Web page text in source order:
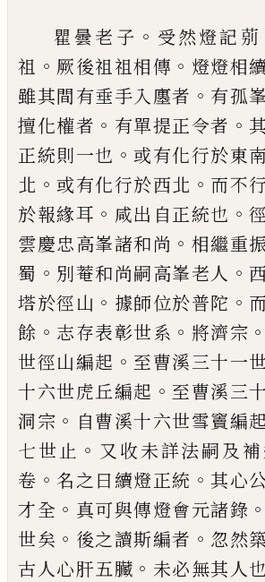
瞿曇老子 。 受然燈記莂
祖 。 厥後祖祖相傳 。 燈燈相續
雖其間有垂手入廛者 。 有孤
擅化權者 。 有單提正令者 。
正統則一也 。 或有化行於東南
北 。 或有化行於西北 。 而不
於報緣耳 。 咸出自正統也 。
雲慶忠高峯諸和尚 。 相繼重
蜀 。 別菴和尚嗣高峯老人 。 西
塔於徑山 。 據師位於普陀 。
餘 。 志存表彰世系 。 將濟宗 。
世徑山編起 。 至曹溪三十一
十六世虎丘編起 。 至曹溪三
洞宗 。 自曹溪十六世雪竇編起
七世止 。 又收未詳法嗣及補
卷 。名之曰續燈正統 。其心公
才全 。 真可與傳燈會元諸錄 。
世矣 。 後之讀斯編者 。 忽然
古人心肝五臟 。 未必無其人也